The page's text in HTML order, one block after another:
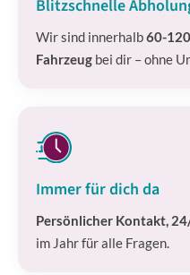
Blitzschnelle
Wir sind innerhalb60-
Fahrzeug bei dir – ohne
Immer für dich da
Persönlicher Kontakt,
im Jahr für alle Fragen.